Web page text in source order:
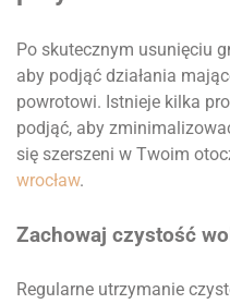
Po skutecznym usunięciu
aby podjąć działania
powrotowi. Istnieje kilka
podjąć, aby
się szerszeni w Twoim
wrocław.
Zachowaj czystość
Regularne utrzymanie